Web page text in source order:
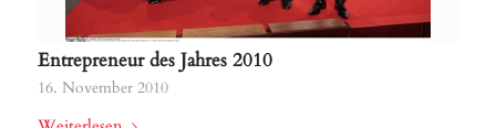
Entrepreneur des Jahres 2010
16. November 2010